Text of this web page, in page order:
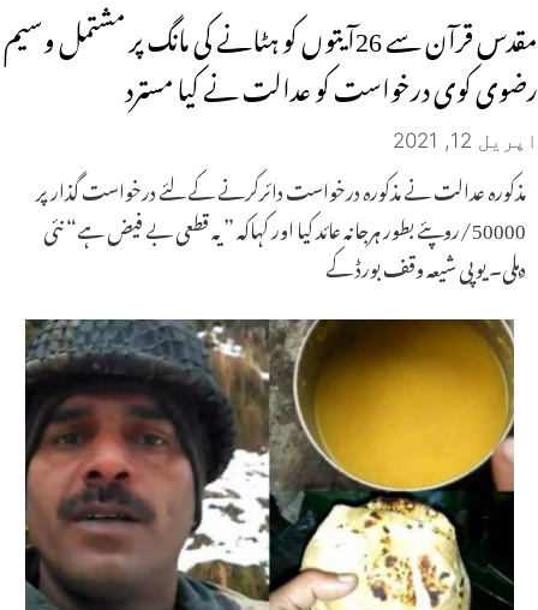
مقدس قرآن سے 26آیتوں کو ہٹانے کی مانگ پر مشتمل وسیم
رضوی کوی درخواست کو عدالت نے کیا مسترد
اپریل 12, 2021
مذکورہ عدالت نے مذکورہ درخواست دائرکرنے کے لئے درخواست گذار پر
50000/روپئے بطور ہرجانہ عائد کیا اور کہاکہ ”یہ قطعی بے فیض ہے“ نئی
دہلی۔ یوپی شیعہ وقف بورڈ کے